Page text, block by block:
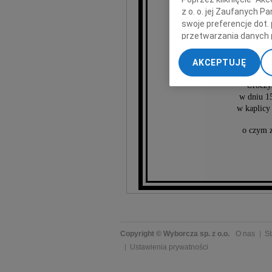
wieloletni
w dniu
w kaplicy
o czym
Copyright © Wyborcza sp. z o.o. O nas
Ustawienia prywatności
z o. o. jej Zaufanych
swoje preferencje dot.
przetwarzania danych
„Ustawienia
My, nasi Zaufani
dokładnych danych
Przechowywanie
treści, badnie
AKCEPTUJĘ